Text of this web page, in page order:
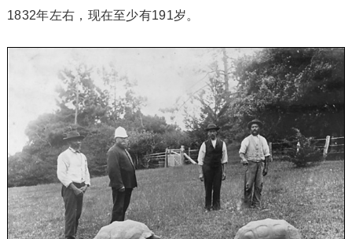
1832年左右，现在至少有191岁。